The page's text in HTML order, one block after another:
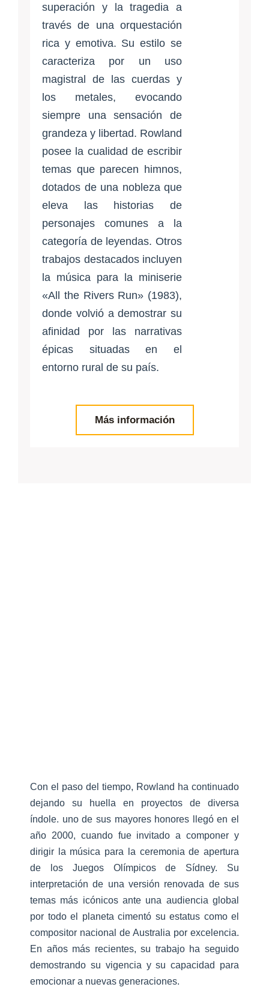
superación y la tragedia a
través de una orquestación
rica y emotiva. Su estilo se
caracteriza por un uso
magistral de las cuerdas y
los metales, evocando
siempre una sensación de
grandeza y libertad. Rowland
posee la cualidad de escribir
temas que parecen himnos,
dotados de una nobleza que
eleva las historias de
personajes comunes a la
categoría de leyendas. Otros
trabajos destacados incluyen
la música para la miniserie
«All the Rivers Run» (1983),
donde volvió a demostrar su
afinidad por las narrativas
épicas situadas en el
entorno rural de su país.
Más información
Con el paso del tiempo, Rowland ha continuado
dejando su huella en proyectos de diversa
índole. uno de sus mayores honores llegó en el
año 2000, cuando fue invitado a componer y
dirigir la música para la ceremonia de apertura
de los Juegos Olímpicos de Sídney. Su
interpretación de una versión renovada de sus
temas más icónicos ante una audiencia global
por todo el planeta cimentó su estatus como el
compositor nacional de Australia por excelencia.
En años más recientes, su trabajo ha seguido
demostrando su vigencia y su capacidad para
emocionar a nuevas generaciones.